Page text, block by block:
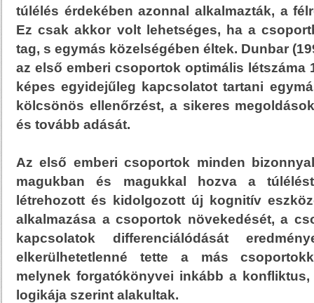
túlélés érdekében azonnal alkalmazták, a
Ez csak akkor volt lehetséges, ha a
tag, s egymás közelségében éltek. Dunbar
az első emberi csoportok optimális létszáma
képes egyidejűleg kapcsolatot tartani
kölcsönös ellenőrzést, a sikeres
és tovább adását.
Az első emberi csoportok minden
magukban és magukkal hozva a
létrehozott és kidolgozott új kognitív
alkalmazása a csoportok növekedését, a
kapcsolatok differenciálódását
elkerülhetetlenné tette a más
melynek forgatókönyvei inkább a
logikája szerint alakultak.